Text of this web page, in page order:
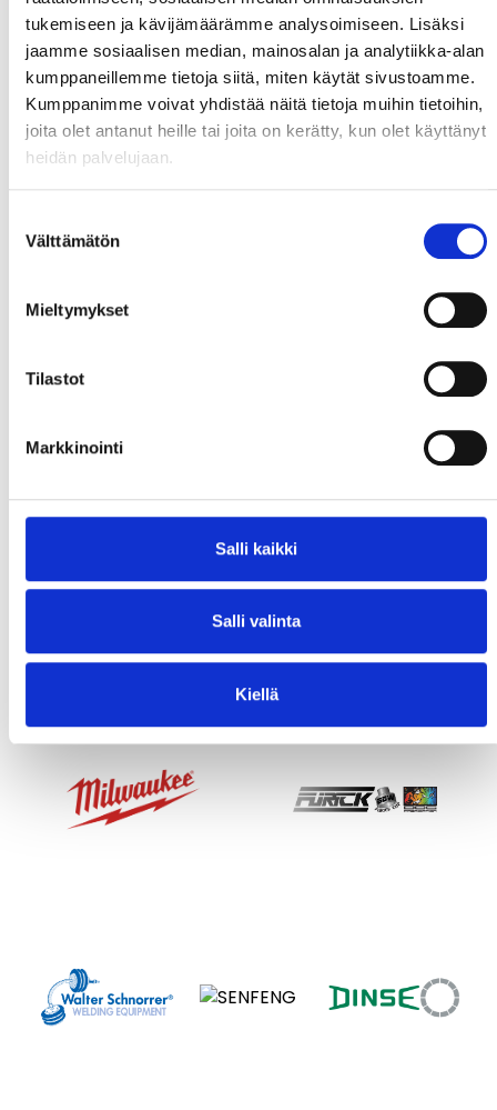
tukemiseen ja kävijämäärämme analysoimiseen. Lisäksi
jaamme sosiaalisen median, mainosalan ja analytiikka-alan
kumppaneillemme tietoja siitä, miten käytät sivustoamme.
Kumppanimme voivat yhdistää näitä tietoja muihin tietoihin,
joita olet antanut heille tai joita on kerätty, kun olet käyttänyt
heidän palvelujaan.
valinta
Välttämätön
Mieltymykset
Tilastot
Markkinointi
Salli kaikki
Salli valinta
Kiellä